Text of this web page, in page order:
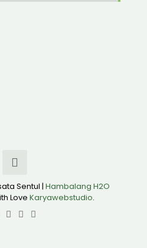
Sentul | Hambalang H2O
Love Karyawebstudio.